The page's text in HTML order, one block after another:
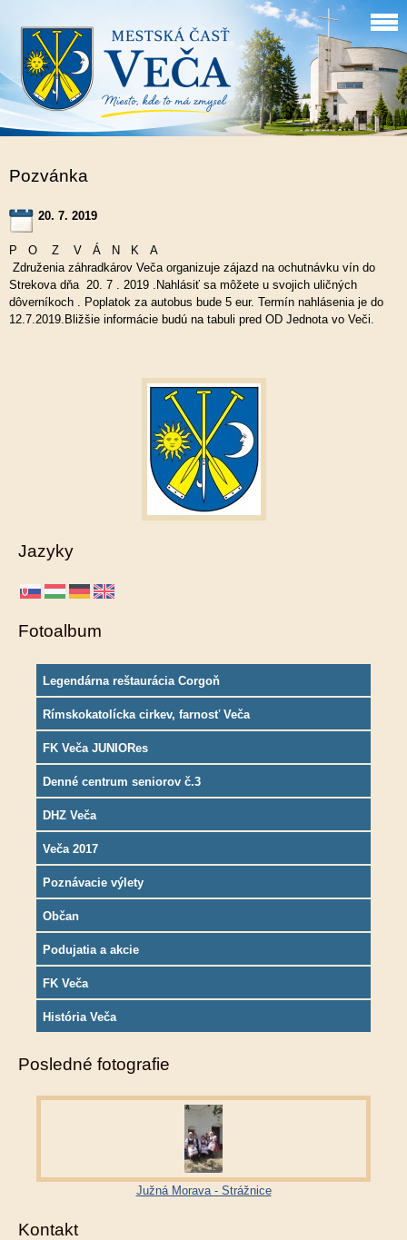
Pozvánka
20. 7. 2019
P O Z V Á N K A
Združenia záhradkárov Veča organizuje zájazd na ochutnávku vín do
Strekova dňa 20. 7 . 2019 .Nahlásiť sa môžete u svojich uličných
dôverníkoch . Poplatok za autobus bude 5 eur. Termín nahlásenia je do
12.7.2019.Bližšie informácie budú na tabuli pred OD Jednota vo Veči.
Jazyky
Fotoalbum
Legendárna reštaurácia Corgoň
Rímskokatolícka cirkev, farnosť Veča
FK Veča JUNIORes
Denné centrum seniorov č.3
DHZ Veča
Veča 2017
Poznávacie výlety
Občan
Podujatia a akcie
FK Veča
História Veča
Posledné fotografie
Južná Morava - Strážnice
Kontakt